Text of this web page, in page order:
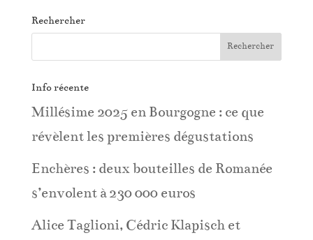
Rechercher
Info récente
Millésime 2025 en Bourgogne : ce que
révèlent les premières dégustations
Enchères : deux bouteilles de Romanée
s’envolent à 230 000 euros
Alice Taglioni, Cédric Klapisch et